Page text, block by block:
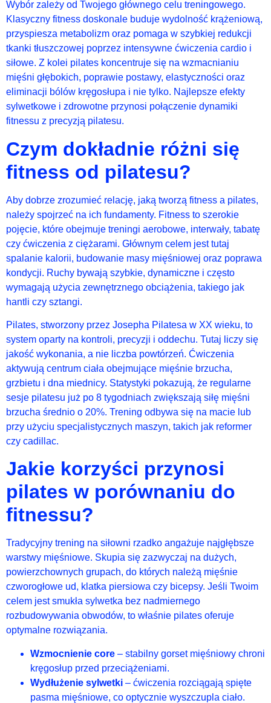
Wybór zależy od Twojego głównego celu treningowego.
Klasyczny fitness doskonale buduje wydolność krążeniową,
przyspiesza metabolizm oraz pomaga w szybkiej redukcji
tkanki tłuszczowej poprzez intensywne ćwiczenia cardio i
siłowe. Z kolei pilates koncentruje się na wzmacnianiu
mięśni głębokich, poprawie postawy, elastyczności oraz
eliminacji bólów kręgosłupa i nie tylko. Najlepsze efekty
sylwetkowe i zdrowotne przynosi połączenie dynamiki
fitnessu z precyzją pilatesu.
Czym dokładnie różni się
fitness od pilatesu?
Aby dobrze zrozumieć relację, jaką tworzą fitness a pilates,
należy spojrzeć na ich fundamenty. Fitness to szerokie
pojęcie, które obejmuje treningi aerobowe, interwały, tabatę
czy ćwiczenia z ciężarami. Głównym celem jest tutaj
spalanie kalorii, budowanie masy mięśniowej oraz poprawa
kondycji. Ruchy bywają szybkie, dynamiczne i często
wymagają użycia zewnętrznego obciążenia, takiego jak
hantli czy sztangi.
Pilates, stworzony przez Josepha Pilatesa w XX wieku, to
system oparty na kontroli, precyzji i oddechu. Tutaj liczy się
jakość wykonania, a nie liczba powtórzeń. Ćwiczenia
aktywują centrum ciała obejmujące mięśnie brzucha,
grzbietu i dna miednicy. Statystyki pokazują, że regularne
sesje pilatesu już po 8 tygodniach zwiększają siłę mięśni
brzucha średnio o 20%. Trening odbywa się na macie lub
przy użyciu specjalistycznych maszyn, takich jak reformer
czy cadillac.
Jakie korzyści przynosi
pilates w porównaniu do
fitnessu?
Tradycyjny trening na siłowni rzadko angażuje najgłębsze
warstwy mięśniowe. Skupia się zazwyczaj na dużych,
powierzchownych grupach, do których należą mięśnie
czworogłowe ud, klatka piersiowa czy bicepsy. Jeśli Twoim
celem jest smukła sylwetka bez nadmiernego
rozbudowywania obwodów, to właśnie pilates oferuje
optymalne rozwiązania.
Wzmocnienie core – stabilny gorset mięśniowy chroni
kręgosłup przed przeciążeniami.
Wydłużenie sylwetki – ćwiczenia rozciągają spięte
pasma mięśniowe, co optycznie wyszczupla ciało.